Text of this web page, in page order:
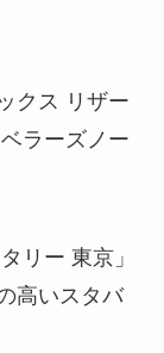
クス リザー
ラーズノー
リー 東京」
高いスタバ